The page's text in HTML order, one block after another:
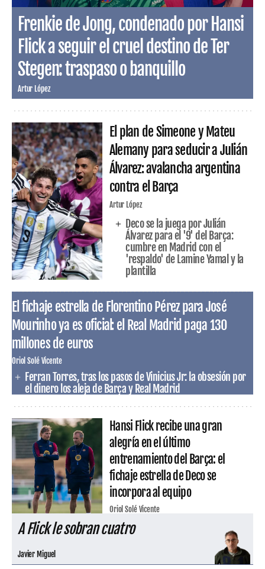
Frenkie de Jong, condenado por Hansi
Flick a seguir el cruel destino de Ter
Stegen: traspaso o banquillo
Artur López
El plan de Simeone y Mateu
Alemany para seducir a Julián
Álvarez: avalancha argentina
contra el Barça
Artur López
Deco se la juega por Julián
Álvarez para el '9' del Barça:
cumbre en Madrid con el
'respaldo' de Lamine Yamal y la
plantilla
El fichaje estrella de Florentino Pérez para José
Mourinho ya es oficial: el Real Madrid paga 130
millones de euros
Oriol Solé Vicente
Ferran Torres, tras los pasos de Vinicius Jr: la obsesión por
el dinero los aleja de Barça y Real Madrid
Hansi Flick recibe una gran
alegría en el último
entrenamiento del Barça: el
fichaje estrella de Deco se
incorpora al equipo
Oriol Solé Vicente
A Flick le sobran cuatro
Javier Miguel